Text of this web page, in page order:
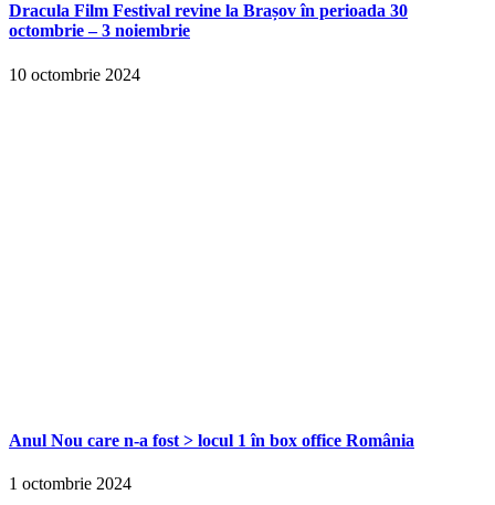
Dracula Film Festival revine la Brașov în perioada 30
octombrie – 3 noiembrie
10 octombrie 2024
Anul Nou care n-a fost > locul 1 în box office România
1 octombrie 2024